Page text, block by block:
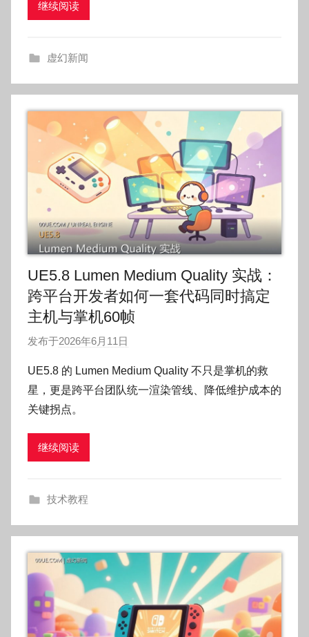
继续阅读
虚幻新闻
UE5.8 Lumen Medium Quality 实战：
跨平台开发者如何一套代码同时搞定
主机与掌机60帧
发布于2026年6月11日
:
O
UE5.8 的 Lumen Medium Quality 不只是掌机的救
星，更是跨平台团队统一渲染管线、降低维护成本的
关键拐点。
继续阅读
技术教程